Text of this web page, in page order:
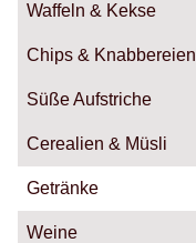
Waffeln & Kekse
Chips & Knabbereien
Süße Aufstriche
Cerealien & Müsli
Getränke
Weine